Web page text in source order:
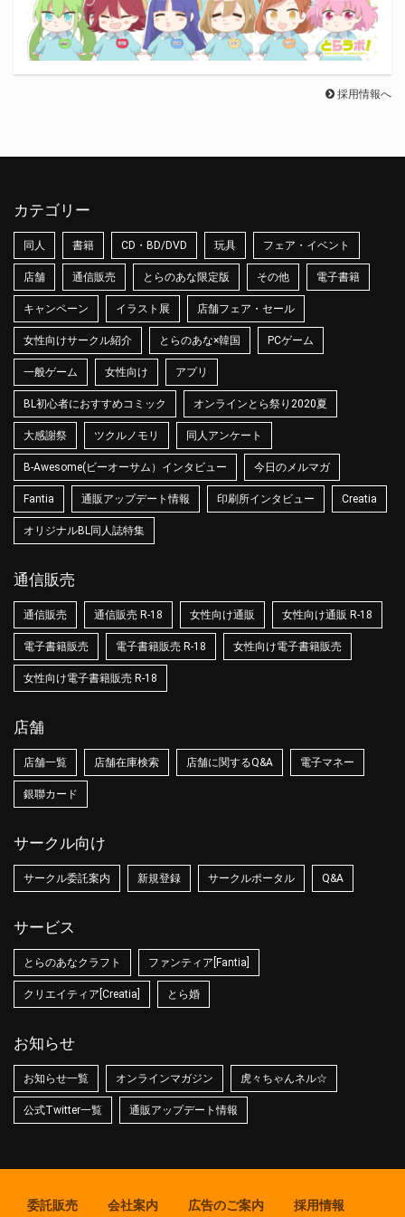
採用情報へ
カテゴリー
同人 書籍 CD・BD/DVD 玩具 フェア・イベント
店舗 通信販売 とらのあな限定版 その他 電子書籍
キャンペーン イラスト展 店舗フェア・セール
女性向けサークル紹介 とらのあな×韓国 PCゲーム
一般ゲーム 女性向け アプリ
BL初心者におすすめコミック オンラインとら祭り2020夏
大感謝祭 ツクルノモリ 同人アンケート
B-Awesome(ビーオーサム）インタビュー 今日のメルマガ
Fantia 通販アップデート情報 印刷所インタビュー Creatia
オリジナルBL同人誌特集
通信販売
通信販売 通信販売 R-18 女性向け通販 女性向け通販 R-18
電子書籍販売 電子書籍販売 R-18 女性向け電子書籍販売
女性向け電子書籍販売 R-18
店舗
店舗一覧 店舗在庫検索 店舗に関するQ&A 電子マネー
銀聯カード
サークル向け
サークル委託案内 新規登録 サークルポータル Q&A
サービス
とらのあなクラフト ファンティア[Fantia]
クリエイティア[Creatia] とら婚
お知らせ
お知らせ一覧 オンラインマガジン 虎々ちゃんネル☆
公式Twitter一覧 通販アップデート情報
委託販売 会社案内 広告のご案内 採用情報